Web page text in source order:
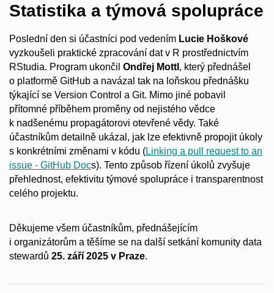
Statistika a týmová spolupráce
Poslední den si účastníci pod vedením Lucie Hoškové
vyzkoušeli praktické zpracování dat v R prostřednictvím
RStudia. Program ukončil Ondřej Mottl , který přednášel
o platformě GitHub a navázal tak na loňskou přednášku
týkající se Version Control a Git. Mimo jiné pobavil
přítomné příběhem proměny od nejistého vědce
k nadšenému propagátorovi otevřené vědy. Také
účastníkům detailně ukázal, jak lze efektivně propojit úkoly
s konkrétními změnami v kódu (Linking a pull request to an
issue - GitHub Docs). Tento způsob řízení úkolů zvyšuje
přehlednost, efektivitu týmové spolupráce i transparentnost
celého projektu.
Děkujeme všem účastníkům, přednášejícím
i organizátorům a těšíme se na další setkání komunity data
stewardů 25. září 2025 v Praze.